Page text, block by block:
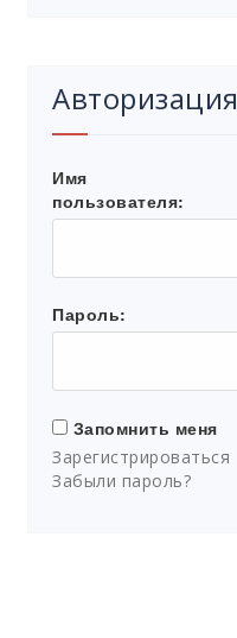
Авторизация
Имя
пользователя:
Пароль:
Запомнить меня
Зарегистрироваться
Забыли пароль?